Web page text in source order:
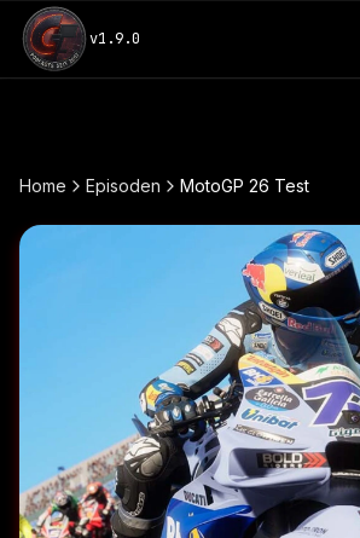
v1.9.0
Home Episoden MotoGP 26 Test